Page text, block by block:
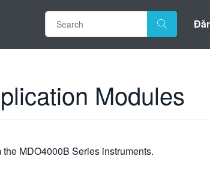
Modules
MDO4000B Series instruments.